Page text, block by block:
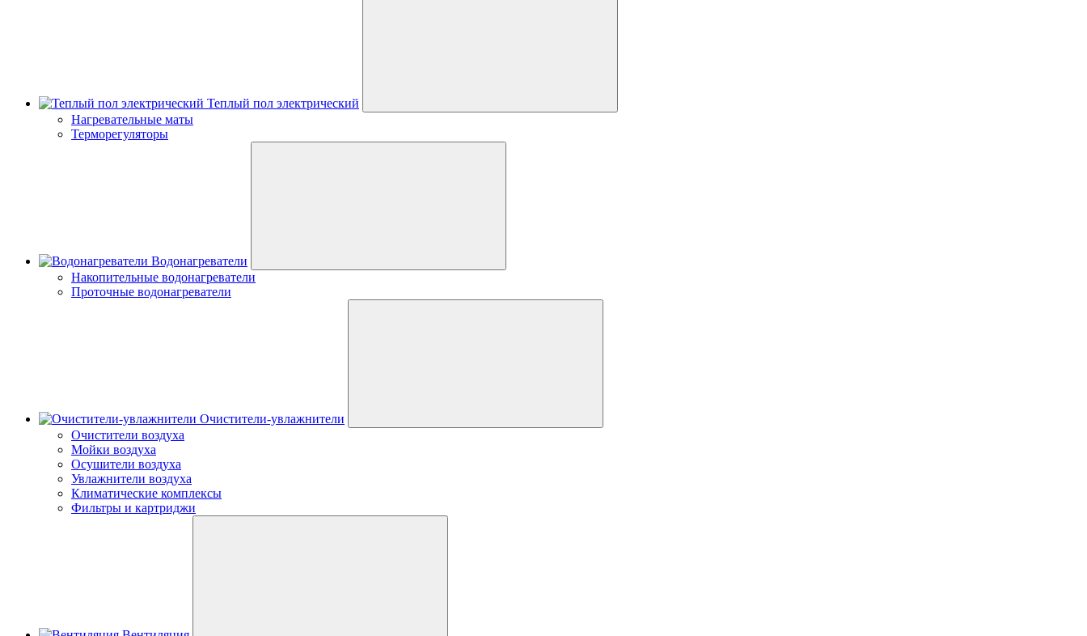
Теплый пол электрический
Нагревательные маты
Терморегуляторы
Водонагреватели
Накопительные водонагреватели
Проточные водонагреватели
Очистители-увлажнители
Очистители воздуха
Мойки воздуха
Осушители воздуха
Увлажнители воздуха
Климатические комплексы
Фильтры и картриджи